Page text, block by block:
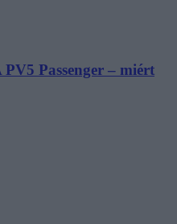
Passenger – miért